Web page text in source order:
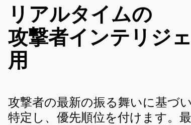
リアルタイムの
攻撃者インテリジ
用
攻撃者の最新の振る舞いに基づ
特定し、優先順位を付けます。